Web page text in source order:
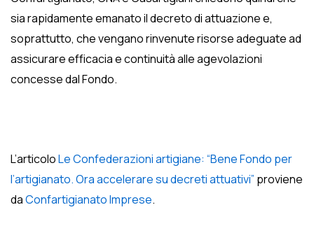
sia rapidamente emanato il decreto di attuazione e,
soprattutto, che vengano rinvenute risorse adeguate ad
assicurare efficacia e continuità alle agevolazioni
concesse dal Fondo.
L’articoloLe Confederazioni artigiane: “Bene Fondo per
l’artigianato. Ora accelerare su decreti attuativi” proviene
daConfartigianato Imprese.